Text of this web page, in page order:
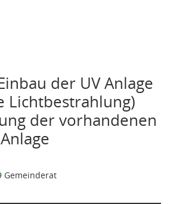
der UV Anlage
Lichtbestrahlung)
der vorhandenen
Gemeinderat